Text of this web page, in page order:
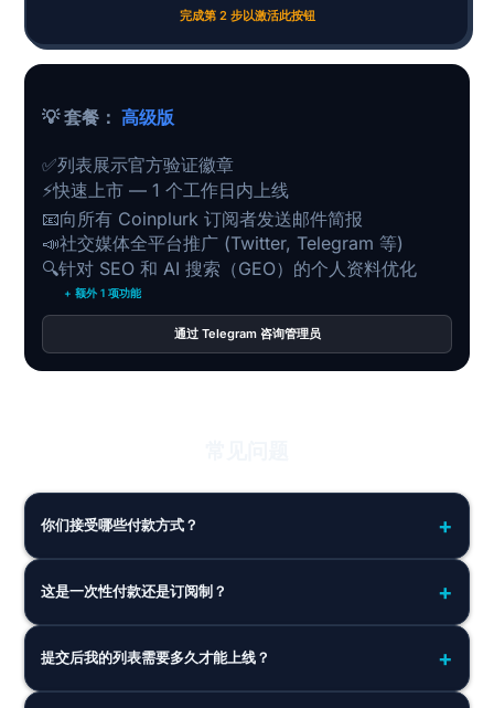
完成第 2 步以激活此按钮
💡 套餐： 高级版
✅列表展示官方验证徽章
⚡快速上市 — 1 个工作日内上线
📧向所有 Coinplurk 订阅者发送邮件简报
📣社交媒体全平台推广 (Twitter, Telegram 等)
🔍针对 SEO 和 AI 搜索（GEO）的个人资料优化
+ 额外 1 项功能
通过 Telegram 咨询管理员
你们接受哪些付款方式？
这是一次性付款还是订阅制？
提交后我的列表需要多久才能上线？